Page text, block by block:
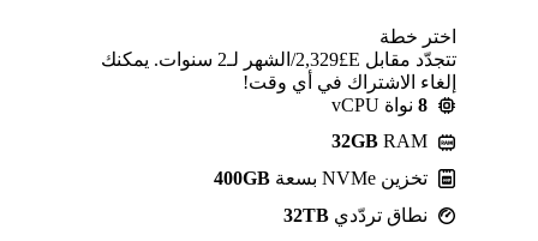
اختر خطة
تتجدّد مقابل E£⁦2,329⁩/الشهر لـ2 سنوات. يمكنك
إلغاء الاشتراك في أي وقت!
8 نواة vCPU
32GB RAM
تخزين NVMe بسعة
400GB
نطاق تردّدي 32TB